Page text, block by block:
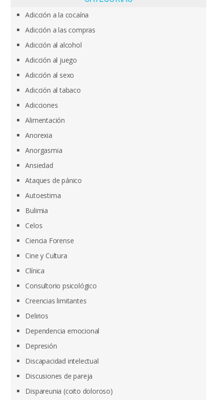
Adicción a la cocaína
Adicción a las compras
Adicción al alcohol
Adicción al juego
Adicción al sexo
Adicción al tabaco
Adicciones
Alimentación
Anorexia
Anorgasmia
Ansiedad
Ataques de pánico
Autoestima
Bulimia
Celos
Ciencia Forense
Cine y Cultura
Clínica
Consultorio psicológico
Creencias limitantes
Delirios
Dependencia emocional
Depresión
Discapacidad intelectual
Discusiones de pareja
Dispareunia (coito doloroso)